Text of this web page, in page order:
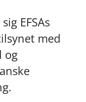
EFSAs
med
og